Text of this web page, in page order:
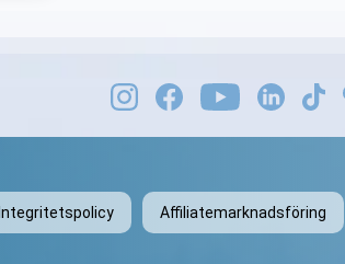
Integritetspolicy Affiliatemarknadsföring